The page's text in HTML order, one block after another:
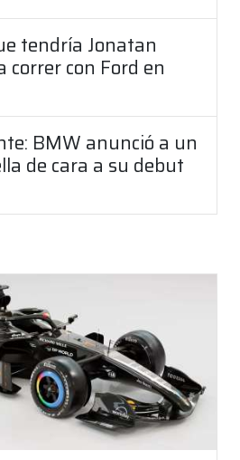
tendría Jonatan
correr con Ford en
BMW anunció a un
de cara a su debut